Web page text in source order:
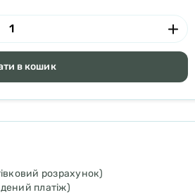
в кошик
розрахунок)
платіж)